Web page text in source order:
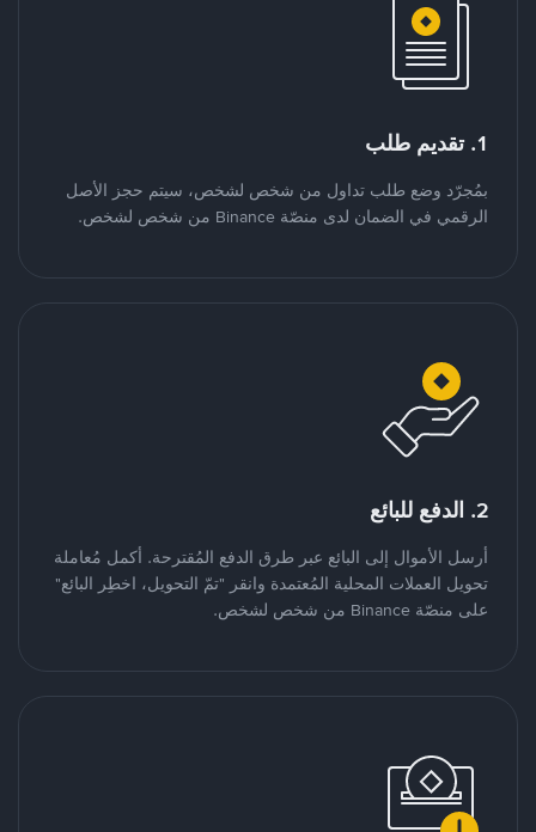
1. تقديم طلب
بمُجرّد وضع طلب تداول من شخص لشخص، سيتم حجز الأصل
الرقمي في الضمان لدى منصّة Binance من شخص لشخص.
2. الدفع للبائع
أرسل الأموال إلى البائع عبر طرق الدفع المُقترحة. أكمل مُعاملة
تحويل العملات المحلية المُعتمدة وانقر "تمّ التحويل، اخطِر البائع"
على منصّة Binance من شخص لشخص.